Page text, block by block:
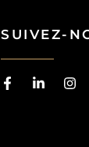
SUIVEZ-